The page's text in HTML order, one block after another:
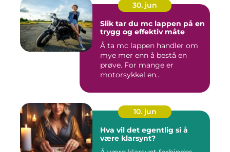
30. jun
Slik tar du mc lappen på en
trygg og effektiv måte
Å ta mc lappen handler om
mye mer enn å bestå en
prøve. For mange er
motorsykkel en
10. jun
Hva vil det egentlig si å
være klarsynt?